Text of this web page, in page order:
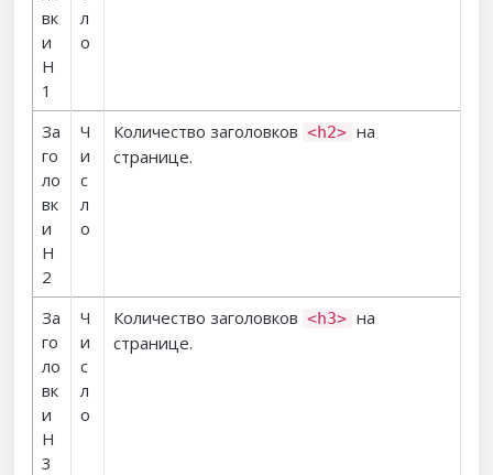
вк
и
H
1
л
о
За
го
ло
вк
и
H
2
Ч
и
с
л
о
Количество заголовков <h2> на
странице.
За
го
ло
вк
и
H
3
Ч
и
с
л
о
Количество заголовков <h3> на
странице.